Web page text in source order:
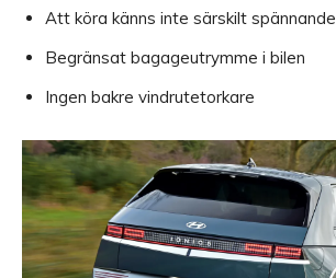
Att köra känns inte särskilt spännande
Begränsat bagageutrymme i bilen
Ingen bakre vindrutetorkare